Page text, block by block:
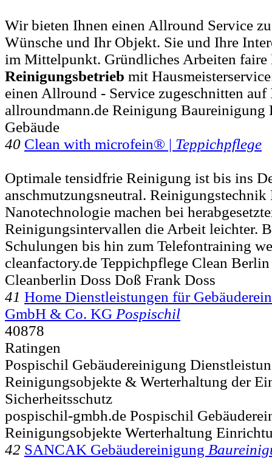
Wir bieten Ihnen einen Allround Service
Wünsche und Ihr Objekt. Sie und Ihre
im Mittelpunkt. Gründliches Arbeiten faire
Reinigungsbetrieb mit
einen Allround - Service zugeschnitten
allroundmann.de Reinigung Baureinigung
Gebäude
40 Clean with microfein® | Teppichpflege
Optimale tensidfrie Reinigung ist bis ins
anschmutzungsneutral.
Nanotechnologie machen bei
Reinigungsintervallen die Arbeit leichter.
Schulungen bis hin zum Telefontraining
cleanfactory.de Teppichpflege Clean
Cleanberlin Doss Doß Frank Doss
41 Home Dienstleistungen für
GmbH & Co. KG Pospischil
40878
Ratingen
Pospischil Gebäudereinigung
Reinigungsobjekte & Werterhaltung der
Sicherheitsschutz
pospischil-gmbh.de Pospischil
Reinigungsobjekte Werterhaltung
42 SANCAK Gebäudereinigung